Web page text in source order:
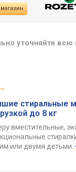
уточняйте
стиральные
до 8 кг
вместительные,
или двумя детьми.